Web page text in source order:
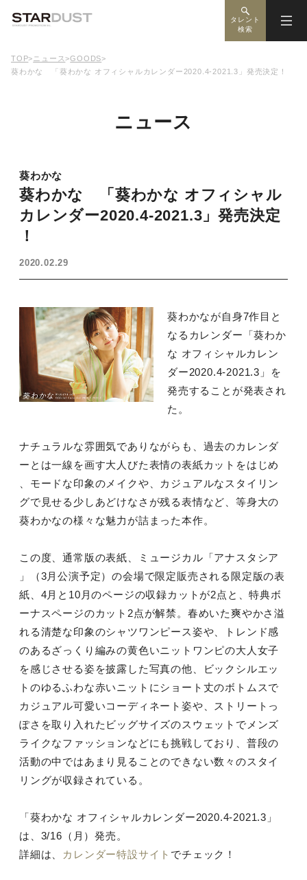
タレント
検索
TOP> ニュース>GOODS>
葵わかな 「葵わかな オフィシャルカレンダー2020.4-2021.3」発売決定！
ニュース
葵わかな
葵わかな 「葵わかな オフィシャル
カレンダー2020.4-2021.3」発売決定
！
2020.02.29
葵わかなが自身7作目と
なるカレンダー「葵わか
な オフィシャルカレン
ダー2020.4-2021.3」を
発売することが発表され
た。
ナチュラルな雰囲気でありながらも、過去のカレンダ
ーとは一線を画す大人びた表情の表紙カットをはじめ
、モードな印象のメイクや、カジュアルなスタイリン
グで見せる少しあどけなさが残る表情など、等身大の
葵わかなの様々な魅力が詰まった本作。
この度、通常版の表紙、ミュージカル「アナスタシア
」（3月公演予定）の会場で限定販売される限定版の表
紙、4月と10月のページの収録カットが2点と、特典ボ
ーナスページのカット2点が解禁。春めいた爽やかさ溢
れる清楚な印象のシャツワンピース姿や、トレンド感
のあるざっくり編みの黄色いニットワンピの大人女子
を感じさせる姿を披露した写真の他、ビックシルエッ
トのゆるふわな赤いニットにショート丈のボトムスで
カジュアル可愛いコーディネート姿や、ストリートっ
ぽさを取り入れたビッグサイズのスウェットでメンズ
ライクなファッションなどにも挑戦しており、普段の
活動の中ではあまり見ることのできない数々のスタイ
リングが収録されている。
「葵わかな オフィシャルカレンダー2020.4-2021.3」
は、3/16（月）発売。
詳細は、
カレンダー特設サイト でチェック！